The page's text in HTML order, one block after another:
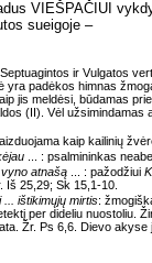
VIEŠPAČIUI
sueigoje –
ir Vulgatos
yra padėkos himnas
jis meldėsi, būdamas
(II). Vėl užsimindamas
kaip kailinių
... : psalmininkas
atnašą ... : pažodžiui
Iš 25,29; Sk 15,1-10.
... ištikimųjų mirtis:
per dideliu nuostoliu.
Žr. Ps 6,6. Dievo